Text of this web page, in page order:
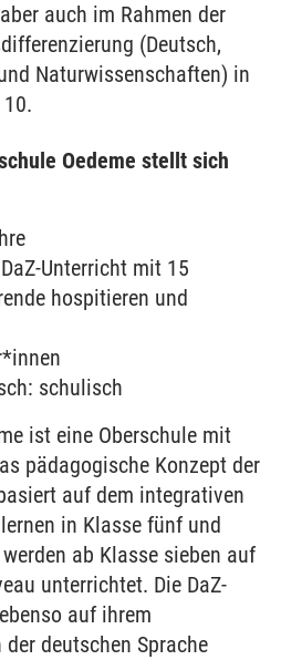
auch im Rahmen der
(Deutsch,
Naturwissenschaften) in
Oedeme stellt sich
Unterricht mit 15
hospitieren und
schulisch
ist eine Oberschule mit
pädagogische Konzept der
auf dem integrativen
in Klasse fünf und
ab Klasse sieben auf
unterrichtet. Die DaZ-
auf ihrem
deutschen Sprache